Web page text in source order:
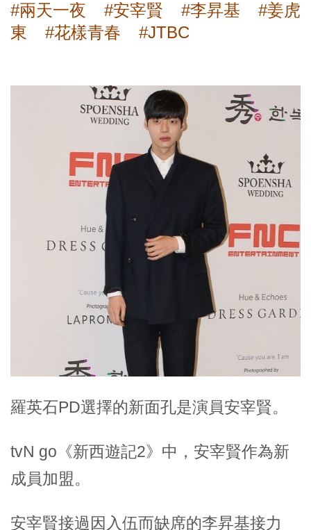
#兩天一夜 #安宰賢 #李昇基
#姜虎
東
#花樣青春 #JTBC
羅英石PD選擇的新面孔是演員安宰賢。
tvN go《新西遊記2》中，安宰賢作為新
成員加盟。
安宰賢接過因入伍而缺席的李昇基接力